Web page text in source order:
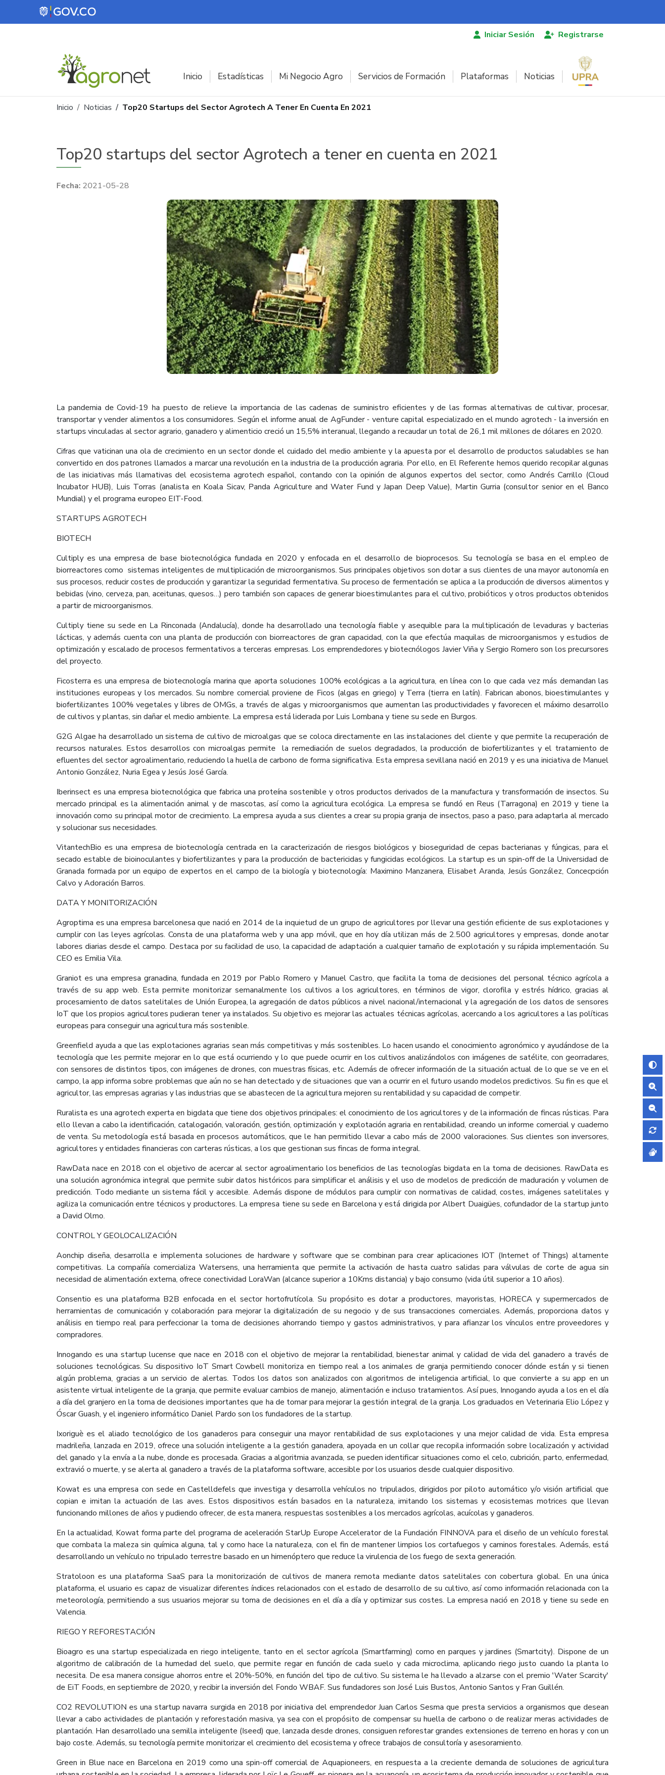
Pasar al contenido principal
Iniciar Sesión Registrarse
Inicio Estadísticas Mi Negocio Agro Servicios de Formación Plataformas Noticias
Ruta de navegación
Inicio Noticias Top20 Startups del Sector Agrotech A Tener En Cuenta En 2021
Top20 startups del sector Agrotech a tener en cuenta en 2021
2021-05-28
La pandemia de Covid-19 ha puesto de relieve la importancia de las cadenas de suministro eficientes y de las formas alternativas de cultivar, procesar,
transportar y vender alimentos a los consumidores. Según el informe anual de AgFunder - venture capital especializado en el mundo agrotech - la inversión en
startups vinculadas al sector agrario, ganadero y alimenticio creció un 15,5% interanual, llegando a recaudar un total de 26,1 mil millones de dólares en 2020.
Cifras que vaticinan una ola de crecimiento en un sector donde el cuidado del medio ambiente y la apuesta por el desarrollo de productos saludables se han
convertido en dos patrones llamados a marcar una revolución en la industria de la producción agraria. Por ello, en El Referente hemos querido recopilar algunas
de las iniciativas más llamativas del ecosistema agrotech español, contando con la opinión de algunos expertos del sector, como Andrés Carrillo (Cloud
Incubator HUB), Luis Torras (analista en Koala Sicav, Panda Agriculture and Water Fund y Japan Deep Value), Martin Gurria (consultor senior en el Banco
Mundial) y el programa europeo EIT-Food.
STARTUPS AGROTECH
BIOTECH
Cultiply es una empresa de base biotecnológica fundada en 2020 y enfocada en el desarrollo de bioprocesos. Su tecnología se basa en el empleo de
biorreactores como sistemas inteligentes de multiplicación de microorganismos. Sus principales objetivos son dotar a sus clientes de una mayor autonomía en
sus procesos, reducir costes de producción y garantizar la seguridad fermentativa. Su proceso de fermentación se aplica a la producción de diversos alimentos y
bebidas (vino, cerveza, pan, aceitunas, quesos…) pero también son capaces de generar bioestimulantes para el cultivo, probióticos y otros productos obtenidos
a partir de microorganismos.
Cultiply tiene su sede en La Rinconada (Andalucía), donde ha desarrollado una tecnología fiable y asequible para la multiplicación de levaduras y bacterias
lácticas, y además cuenta con una planta de producción con biorreactores de gran capacidad, con la que efectúa maquilas de microorganismos y estudios de
optimización y escalado de procesos fermentativos a terceras empresas. Los emprendedores y biotecnólogos Javier Viña y Sergio Romero son los precursores
del proyecto.
Ficosterra es una empresa de biotecnología marina que aporta soluciones 100% ecológicas a la agricultura, en línea con lo que cada vez más demandan las
instituciones europeas y los mercados. Su nombre comercial proviene de Ficos (algas en griego) y Terra (tierra en latín). Fabrican abonos, bioestimulantes y
biofertilizantes 100% vegetales y libres de OMGs, a través de algas y microorganismos que aumentan las productividades y favorecen el máximo desarrollo
de cultivos y plantas, sin dañar el medio ambiente. La empresa está liderada por Luis Lombana y tiene su sede en Burgos.
G2G Algae ha desarrollado un sistema de cultivo de microalgas que se coloca directamente en las instalaciones del cliente y que permite la recuperación de
recursos naturales. Estos desarrollos con microalgas permite la remediación de suelos degradados, la producción de biofertilizantes y el tratamiento de
efluentes del sector agroalimentario, reduciendo la huella de carbono de forma significativa. Esta empresa sevillana nació en 2019 y es una iniciativa de Manuel
Antonio González, Nuria Egea y Jesús José García.
Iberinsect es una empresa biotecnológica que fabrica una proteína sostenible y otros productos derivados de la manufactura y transformación de insectos. Su
mercado principal es la alimentación animal y de mascotas, así como la agricultura ecológica. La empresa se fundó en Reus (Tarragona) en 2019 y tiene la
innovación como su principal motor de crecimiento. La empresa ayuda a sus clientes a crear su propia granja de insectos, paso a paso, para adaptarla al mercado
y solucionar sus necesidades.
VitantechBio es una empresa de biotecnología centrada en la caracterización de riesgos biológicos y bioseguridad de cepas bacterianas y fúngicas, para el
secado estable de bioinoculantes y biofertilizantes y para la producción de bactericidas y fungicidas ecológicos. La startup es un spin-off de la Universidad de
Granada formada por un equipo de expertos en el campo de la biología y biotecnología: Maximino Manzanera, Elisabet Aranda, Jesús González, Concecpción
Calvo y Adoración Barros.
DATA Y MONITORIZACIÓN
Agroptima es una empresa barcelonesa que nació en 2014 de la inquietud de un grupo de agricultores por llevar una gestión eficiente de sus explotaciones y
cumplir con las leyes agrícolas. Consta de una plataforma web y una app móvil, que en hoy día utilizan más de 2.500 agricultores y empresas, donde anotar
labores diarias desde el campo. Destaca por su facilidad de uso, la capacidad de adaptación a cualquier tamaño de explotación y su rápida implementación. Su
CEO es Emilia Vila.
Graniot es una empresa granadina, fundada en 2019 por Pablo Romero y Manuel Castro, que facilita la toma de decisiones del personal técnico agrícola a
través de su app web. Esta permite monitorizar semanalmente los cultivos a los agricultores, en términos de vigor, clorofila y estrés hídrico, gracias al
procesamiento de datos satelitales de Unión Europea, la agregación de datos públicos a nivel nacional/internacional y la agregación de los datos de sensores
IoT que los propios agricultores pudieran tener ya instalados. Su objetivo es mejorar las actuales técnicas agrícolas, acercando a los agricultores a las políticas
europeas para conseguir una agricultura más sostenible.
Greenfield ayuda a que las explotaciones agrarias sean más competitivas y más sostenibles. Lo hacen usando el conocimiento agronómico y ayudándose de la
tecnología que les permite mejorar en lo que está ocurriendo y lo que puede ocurrir en los cultivos analizándolos con imágenes de satélite, con georradares,
con sensores de distintos tipos, con imágenes de drones, con muestras físicas, etc. Además de ofrecer información de la situación actual de lo que se ve en el
campo, la app informa sobre problemas que aún no se han detectado y de situaciones que van a ocurrir en el futuro usando modelos predictivos. Su fin es que el
agricultor, las empresas agrarias y las industrias que se abastecen de la agricultura mejoren su rentabilidad y su capacidad de competir.
Ruralista es una agrotech experta en bigdata que tiene dos objetivos principales: el conocimiento de los agricultores y de la información de fincas rústicas. Para
ello llevan a cabo la identificación, catalogación, valoración, gestión, optimización y explotación agraria en rentabilidad, creando un informe comercial y cuaderno
de venta. Su metodología está basada en procesos automáticos, que le han permitido llevar a cabo más de 2000 valoraciones. Sus clientes son inversores,
agricultores y entidades financieras con carteras rústicas, a los que gestionan sus fincas de forma integral.
RawData nace en 2018 con el objetivo de acercar al sector agroalimentario los beneficios de las tecnologías bigdata en la toma de decisiones. RawData es
una solución agronómica integral que permite subir datos históricos para simplificar el análisis y el uso de modelos de predicción de maduración y volumen de
predicción. Todo mediante un sistema fácil y accesible. Además dispone de módulos para cumplir con normativas de calidad, costes, imágenes satelitales y
agiliza la comunicación entre técnicos y productores. La empresa tiene su sede en Barcelona y está dirigida por Albert Duaigües, cofundador de la startup junto
a David Olmo.
CONTROL Y GEOLOCALIZACIÓN
Aonchip diseña, desarrolla e implementa soluciones de hardware y software que se combinan para crear aplicaciones IOT (Internet of Things) altamente
competitivas. La compañía comercializa Watersens, una herramienta que permite la activación de hasta cuatro salidas para válvulas de corte de agua sin
necesidad de alimentación externa, ofrece conectividad LoraWan (alcance superior a 10Kms distancia) y bajo consumo (vida útil superior a 10 años).
Consentio es una plataforma B2B enfocada en el sector hortofrutícola. Su propósito es dotar a productores, mayoristas, HORECA y supermercados de
herramientas de comunicación y colaboración para mejorar la digitalización de su negocio y de sus transacciones comerciales. Además, proporciona datos y
análisis en tiempo real para perfeccionar la toma de decisiones ahorrando tiempo y gastos administrativos, y para afianzar los vínculos entre proveedores y
compradores.
Innogando es una startup lucense que nace en 2018 con el objetivo de mejorar la rentabilidad, bienestar animal y calidad de vida del ganadero a través de
soluciones tecnológicas. Su dispositivo IoT Smart Cowbell monitoriza en tiempo real a los animales de granja permitiendo conocer dónde están y si tienen
algún problema, gracias a un servicio de alertas. Todos los datos son analizados con algoritmos de inteligencia artificial, lo que convierte a su app en un
asistente virtual inteligente de la granja, que permite evaluar cambios de manejo, alimentación e incluso tratamientos. Así pues, Innogando ayuda a los en el día
a día del granjero en la toma de decisiones importantes que ha de tomar para mejorar la gestión integral de la granja. Los graduados en Veterinaria Elio López y
Óscar Guash, y el ingeniero informático Daniel Pardo son los fundadores de la startup.
Ixoriguè es el aliado tecnológico de los ganaderos para conseguir una mayor rentabilidad de sus explotaciones y una mejor calidad de vida. Esta empresa
madrileña, lanzada en 2019, ofrece una solución inteligente a la gestión ganadera, apoyada en un collar que recopila información sobre localización y actividad
del ganado y la envía a la nube, donde es procesada. Gracias a algoritmia avanzada, se pueden identificar situaciones como el celo, cubrición, parto, enfermedad,
extravió o muerte, y se alerta al ganadero a través de la plataforma software, accesible por los usuarios desde cualquier dispositivo.
Kowat es una empresa con sede en Castelldefels que investiga y desarrolla vehículos no tripulados, dirigidos por piloto automático y/o visión artificial que
copian e imitan la actuación de las aves. Estos dispositivos están basados en la naturaleza, imitando los sistemas y ecosistemas motrices que llevan
funcionando millones de años y pudiendo ofrecer, de esta manera, respuestas sostenibles a los mercados agrícolas, acuícolas y ganaderos.
En la actualidad, Kowat forma parte del programa de aceleración StarUp Europe Accelerator de la Fundación FINNOVA para el diseño de un vehículo forestal
que combata la maleza sin química alguna, tal y como hace la naturaleza, con el fin de mantener limpios los cortafuegos y caminos forestales. Además, está
desarrollando un vehículo no tripulado terrestre basado en un himenóptero que reduce la virulencia de los fuego de sexta generación.
Stratoloon es una plataforma SaaS para la monitorización de cultivos de manera remota mediante datos satelitales con cobertura global. En una única
plataforma, el usuario es capaz de visualizar diferentes índices relacionados con el estado de desarrollo de su cultivo, así como información relacionada con la
meteorología, permitiendo a sus usuarios mejorar su toma de decisiones en el día a día y optimizar sus costes. La empresa nació en 2018 y tiene su sede en
Valencia.
RIEGO Y REFORESTACIÓN
Bioagro es una startup especializada en riego inteligente, tanto en el sector agrícola (Smartfarming) como en parques y jardines (Smartcity). Dispone de un
algoritmo de calibración de la humedad del suelo, que permite regar en función de cada suelo y cada microclima, aplicando riego justo cuando la planta lo
necesita. De esa manera consigue ahorros entre el 20%-50%, en función del tipo de cultivo. Su sistema le ha llevado a alzarse con el premio 'Water Scarcity'
de EiT Foods, en septiembre de 2020, y recibir la inversión del Fondo WBAF. Sus fundadores son José Luis Bustos, Antonio Santos y Fran Guillén.
CO2 REVOLUTION es una startup navarra surgida en 2018 por iniciativa del emprendedor Juan Carlos Sesma que presta servicios a organismos que desean
llevar a cabo actividades de plantación y reforestación masiva, ya sea con el propósito de compensar su huella de carbono o de realizar meras actividades de
plantación. Han desarrollado una semilla inteligente (Iseed) que, lanzada desde drones, consiguen reforestar grandes extensiones de terreno en horas y con un
bajo coste. Además, su tecnología permite monitorizar el crecimiento del ecosistema y ofrece trabajos de consultoría y asesoramiento.
Green in Blue nace en Barcelona en 2019 como una spin-off comercial de Aquapioneers, en respuesta a la creciente demanda de soluciones de agricultura